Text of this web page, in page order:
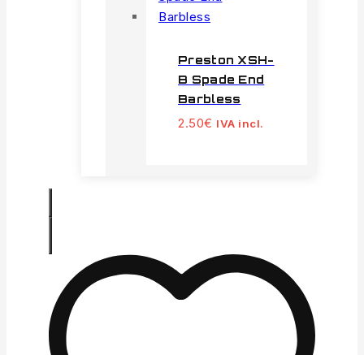
Preston XSH-
B Spade End
Barbless
2.50€ IVA incl.